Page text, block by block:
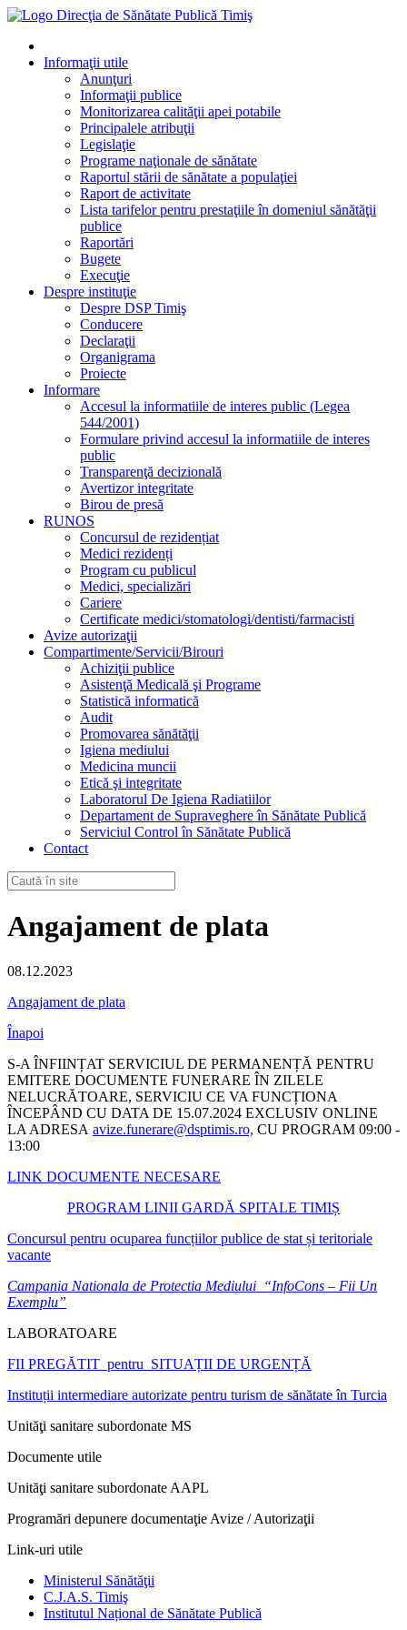
Informaţii utile
Anunţuri
Informaţii publice
Monitorizarea calităţii apei potabile
Principalele atribuţii
Legislaţie
Programe naţionale de sănătate
Raportul stării de sănătate a populaţiei
Raport de activitate
Lista tarifelor pentru prestaţiile în domeniul sănătăţii
publice
Raportări
Bugete
Execuţie
Despre instituţie
Despre DSP Timiş
Conducere
Declaraţii
Organigrama
Proiecte
Informare
Accesul la informatiile de interes public (Legea
544/2001)
Formulare privind accesul la informatiile de interes
public
Transparenţă decizională
Avertizor integritate
Birou de presă
RUNOS
Concursul de rezidențiat
Medici rezidenți
Program cu publicul
Medici, specializări
Cariere
Certificate medici/stomatologi/dentisti/farmacisti
Avize autorizaţii
Compartimente/Servicii/Birouri
Achiziţii publice
Asistenţă Medicală şi Programe
Statistică informatică
Audit
Promovarea sănătăţii
Igiena mediului
Medicina muncii
Etică şi integritate
Laboratorul De Igiena Radiatiilor
Departament de Supraveghere în Sănătate Publică
Serviciul Control în Sănătate Publică
Contact
Angajament de plata
08.12.2023
Angajament de plata
Înapoi
S-A ÎNFIINȚAT SERVICIUL DE PERMANENȚĂ PENTRU
EMITERE DOCUMENTE FUNERARE ÎN ZILELE
NELUCRĂTOARE, SERVICIU CE VA FUNCȚIONA
ÎNCEPÂND CU DATA DE 15.07.2024 EXCLUSIV ONLINE
LA ADRESA avize.funerare@dsptimis.ro, CU PROGRAM 09:00 -
13:00
LINK DOCUMENTE NECESARE
PROGRAM LINII GARDĂ SPITALE TIMIȘ
Concursul pentru ocuparea funcțiilor publice de stat și teritoriale
vacante
Campania Nationala de Protectia Mediului “InfoCons – Fii Un
Exemplu”
LABORATOARE
FII PREGĂTIT pentru SITUAȚII DE URGENȚĂ
Instituții intermediare autorizate pentru turism de sănătate în Turcia
Unităţi sanitare subordonate MS
Documente utile
Unităţi sanitare subordonate AAPL
Programări depunere documentaţie Avize / Autorizaţii
Link-uri utile
Ministerul Sănătăţii
C.J.A.S. Timiş
Institutul Național de Sănătate Publică